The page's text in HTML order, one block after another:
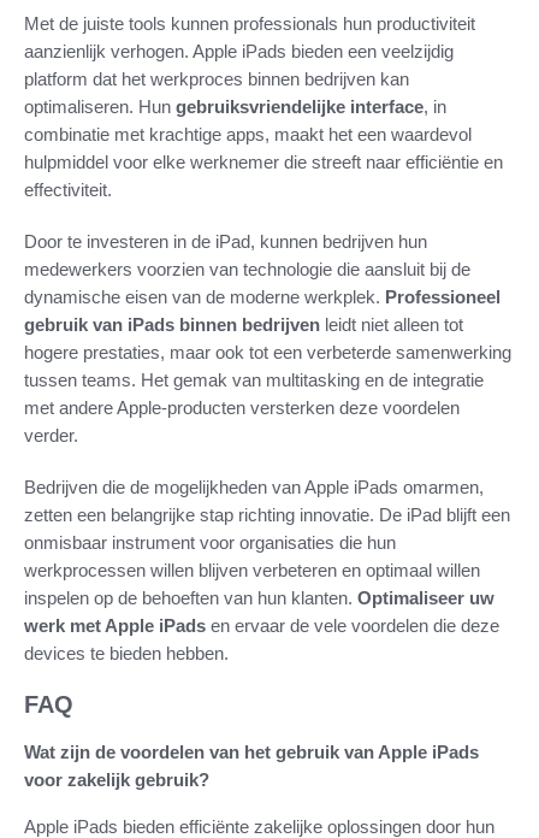
Met de juiste tools kunnen professionals hun productiviteit
aanzienlijk verhogen. Apple iPads bieden een veelzijdig
platform dat het werkproces binnen bedrijven kan
optimaliseren. Hun gebruiksvriendelijke interface, in
combinatie met krachtige apps, maakt het een waardevol
hulpmiddel voor elke werknemer die streeft naar efficiëntie en
effectiviteit.
Door te investeren in de iPad, kunnen bedrijven hun
medewerkers voorzien van technologie die aansluit bij de
dynamische eisen van de moderne werkplek. Professioneel
gebruik van iPads binnen bedrijven leidt niet alleen tot
hogere prestaties, maar ook tot een verbeterde samenwerking
tussen teams. Het gemak van multitasking en de integratie
met andere Apple-producten versterken deze voordelen
verder.
Bedrijven die de mogelijkheden van Apple iPads omarmen,
zetten een belangrijke stap richting innovatie. De iPad blijft een
onmisbaar instrument voor organisaties die hun
werkprocessen willen blijven verbeteren en optimaal willen
inspelen op de behoeften van hun klanten. Optimaliseer uw
werk met Apple iPads en ervaar de vele voordelen die deze
devices te bieden hebben.
FAQ
Wat zijn de voordelen van het gebruik van Apple iPads
voor zakelijk gebruik?
Apple iPads bieden efficiënte zakelijke oplossingen door hun